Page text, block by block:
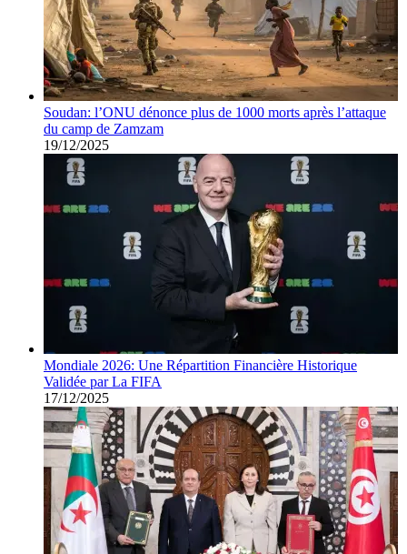
Soudan: l’ONU dénonce plus de 1000 morts après l’attaque
du camp de Zamzam
19/12/2025
Mondiale 2026: Une Répartition Financière Historique
Validée par La FIFA
17/12/2025